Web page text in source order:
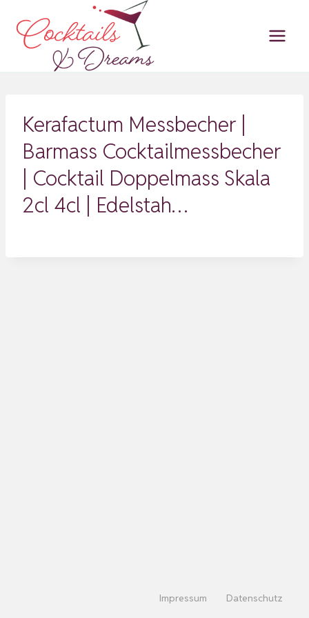
Inhalt
springen
Kerafactum Messbecher |
Barmass Cocktailmessbecher
| Cocktail Doppelmass Skala
2cl 4cl | Edelstah…
Impressum Datenschutz